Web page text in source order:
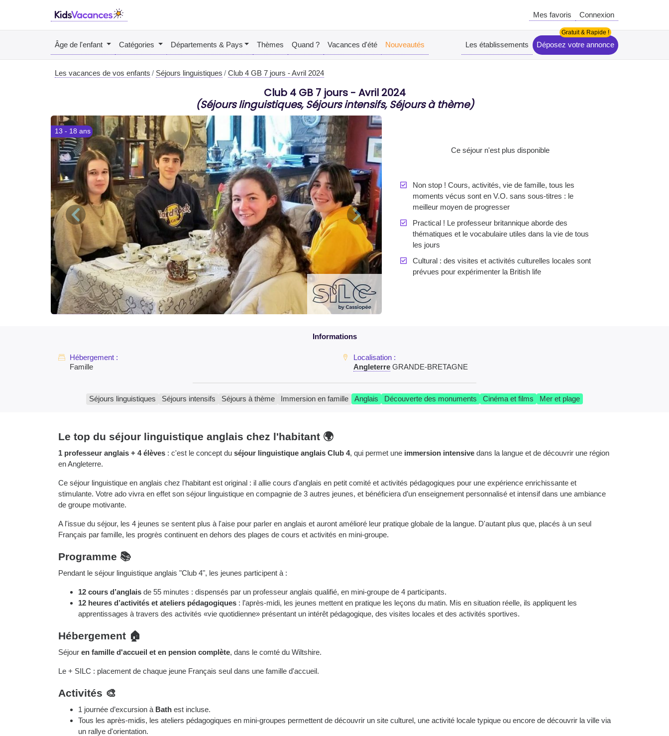
Mes favoris Connexion
Âge de l'enfant Catégories Départements & Pays Thèmes Quand ? Vacances d'été Nouveautés Les établissements Déposez votre annonce
Les vacances de vos enfants Séjours linguistiques Club 4 GB 7 jours - Avril 2024
Club 4 GB 7 jours - Avril 2024
(Séjours linguistiques, Séjours intensifs, Séjours à thème)
13 - 18 ans
Ce séjour n'est plus disponible
Non stop ! Cours, activités, vie de famille, tous les
moments vécus sont en V.O. sans sous-titres : le
meilleur moyen de progresser
Practical ! Le professeur britannique aborde des
thématiques et le vocabulaire utiles dans la vie de tous
les jours
Cultural : des visites et activités culturelles locales sont
prévues pour expérimenter la British life
Famille Angleterre GRANDE-BRETAGNE
Séjours linguistiques Séjours intensifs Séjours à thème Immersion en famille Anglais Découverte des monuments Cinéma et films Mer et plage
Le top du séjour linguistique anglais chez l'habitant 🌍
1 professeur anglais + 4 élèves : c'est le concept du séjour linguistique anglais Club 4, qui permet une immersion intensive dans la langue et de découvrir une région
en Angleterre.
Ce séjour linguistique en anglais chez l'habitant est original : il allie cours d'anglais en petit comité et activités pédagogiques pour une expérience enrichissante et
stimulante. Votre ado vivra en effet son séjour linguistique en compagnie de 3 autres jeunes, et bénéficiera d’un enseignement personnalisé et intensif dans une ambiance
de groupe motivante.
A l'issue du séjour, les 4 jeunes se sentent plus à l'aise pour parler en anglais et auront amélioré leur pratique globale de la langue. D'autant plus que, placés à un seul
Français par famille, les progrès continuent en dehors des plages de cours et activités en mini-groupe.
Programme 📚
Pendant le séjour linguistique anglais "Club 4", les jeunes participent à :
12 cours d’anglais de 55 minutes : dispensés par un professeur anglais qualifié, en mini-groupe de 4 participants.
12 heures d’activités et ateliers pédagogiques : l’après-midi, les jeunes mettent en pratique les leçons du matin. Mis en situation réelle, ils appliquent les
apprentissages à travers des activités «vie quotidienne» présentant un intérêt pédagogique, des visites locales et des activités sportives.
Hébergement 🏠
Séjour en famille d'accueil et en pension complète, dans le comté du Wiltshire.
Le + SILC : placement de chaque jeune Français seul dans une famille d'accueil.
Activités 🎨
1 journée d’excursion à Bath est incluse.
Tous les après-midis, les ateliers pédagogiques en mini-groupes permettent de découvrir un site culturel, une activité locale typique ou encore de découvrir la ville via
un rallye d'orientation.